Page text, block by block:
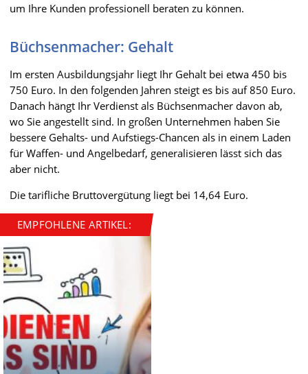
um Ihre Kunden professionell beraten zu können.
Büchsenmacher: Gehalt
Im ersten Ausbildungsjahr liegt Ihr Gehalt bei etwa 450 bis
750 Euro. In den folgenden Jahren steigt es bis auf 850 Euro.
Danach hängt Ihr Verdienst als Büchsenmacher davon ab,
wo Sie angestellt sind. In großen Unternehmen haben Sie
bessere Gehalts- und Aufstiegs-Chancen als in einem Laden
für Waffen- und Angelbedarf, generalisieren lässt sich das
aber nicht.
Die tarifliche Bruttovergütung liegt bei 14,64 Euro.
EMPFOHLENE ARTIKEL: